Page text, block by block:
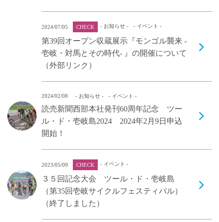
2024/07/05 CHECK - お知らせ - - イベント -
第39回オープン収蔵展示『モンゴル襲来 -
壱岐・対馬とその時代- 』の開催について
（外部リンク）
2024/02/08 - お知らせ - - イベント -
読売新聞西部本社発刊60周年記念 ツー
ル・ド・壱岐島2024 2024年2月9日申込
開始！
2023/05/09 CHECK - イベント -
３５回記念大会 ツール・ド・壱岐島
（第35回壱岐サイクルフェスティバル）
（終了しました）